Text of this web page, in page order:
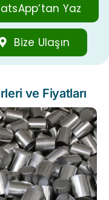
Yaz
Bize Ulaşın
ve Fiyatları